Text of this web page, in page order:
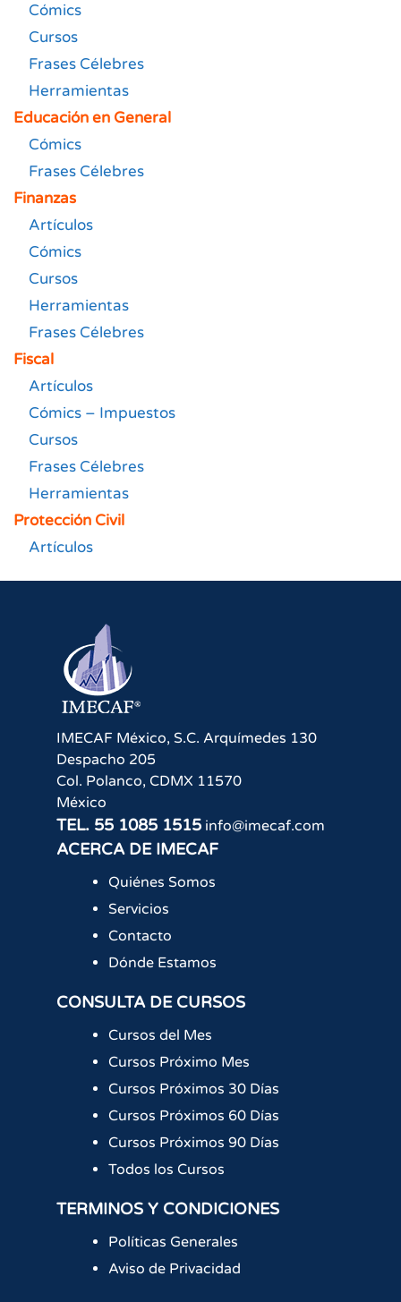
Cómics
Cursos
Frases Célebres
Herramientas
Educación en General
Cómics
Frases Célebres
Finanzas
Artículos
Cómics
Cursos
Herramientas
Frases Célebres
Fiscal
Artículos
Cómics – Impuestos
Cursos
Frases Célebres
Herramientas
Protección Civil
Artículos
IMECAF México, S.C. Arquímedes 130
Despacho 205
Col. Polanco, CDMX 11570
México
TEL. 55 1085 1515 info@imecaf.com
ACERCA DE IMECAF
Quiénes Somos
Servicios
Contacto
Dónde Estamos
CONSULTA DE CURSOS
Cursos del Mes
Cursos Próximo Mes
Cursos Próximos 30 Días
Cursos Próximos 60 Días
Cursos Próximos 90 Días
Todos los Cursos
TERMINOS Y CONDICIONES
Políticas Generales
Aviso de Privacidad